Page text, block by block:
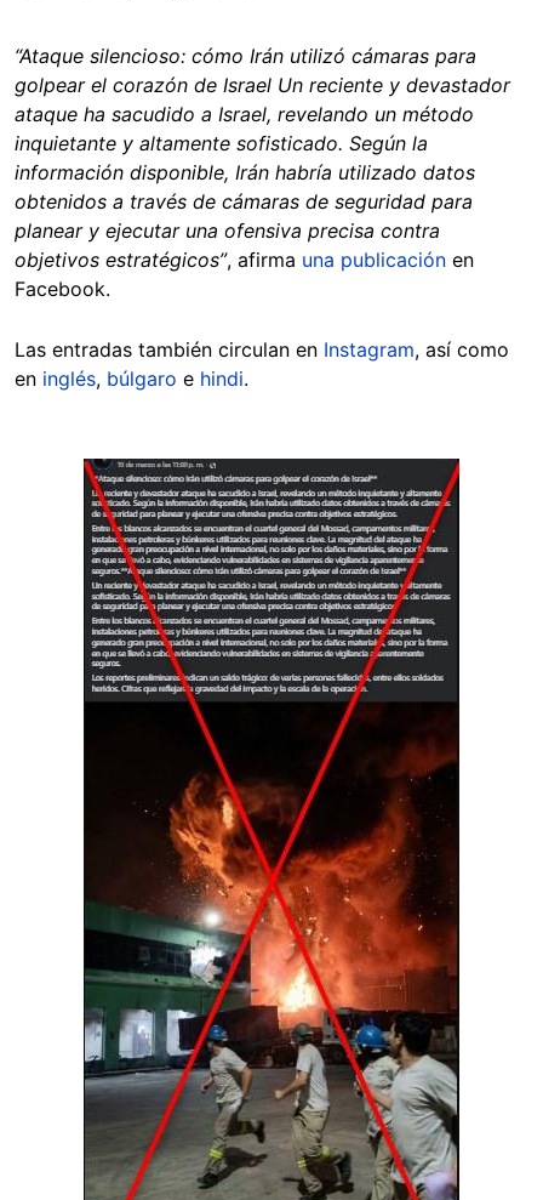
“Ataque silencioso: cómo Irán utilizó cámaras para
golpear el corazón de Israel Un reciente y devastador
ataque ha sacudido a Israel, revelando un método
inquietante y altamente sofisticado. Según la
información disponible, Irán habría utilizado datos
obtenidos a través de cámaras de seguridad para
planear y ejecutar una ofensiva precisa contra
objetivos estratégicos”, afirma una publicación en
Facebook.
Las entradas también circulan en Instagram, así como
en inglés, búlgaro e hindi.